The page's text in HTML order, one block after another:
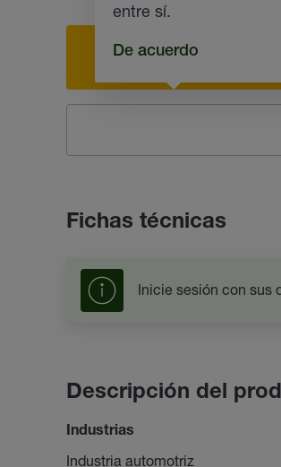
entre sí.
De acuerdo
Fichas técnicas
Inicie sesión con sus
Descripción del
Industrias
Industria automotriz